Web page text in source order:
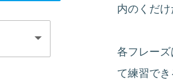
内のくだ
各フレー
て練習で